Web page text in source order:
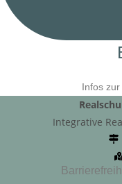
Infos zur
Integrative